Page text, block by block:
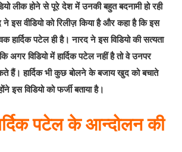
लीक होने से पूरे देश में उनकी बहुत बदनामी हो रही
ने इस वीडियो को रिलीज़ किया है और कहा है कि इस
हार्दिक पटेल ही है। नारद ने इस विडियो की सत्यता
अगर विडियो में हार्दिक पटेल नहीं है तो वे उनपर
हैं। हार्दिक भी कुछ बोलने के बजाय खुद को बचाते
इस विडियो को फर्जी बताया है।
पटेल के आन्दोलन की